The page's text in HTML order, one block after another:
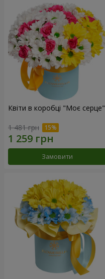
Квіти в коробці "Моє серце"
1 481 грн
Замовити